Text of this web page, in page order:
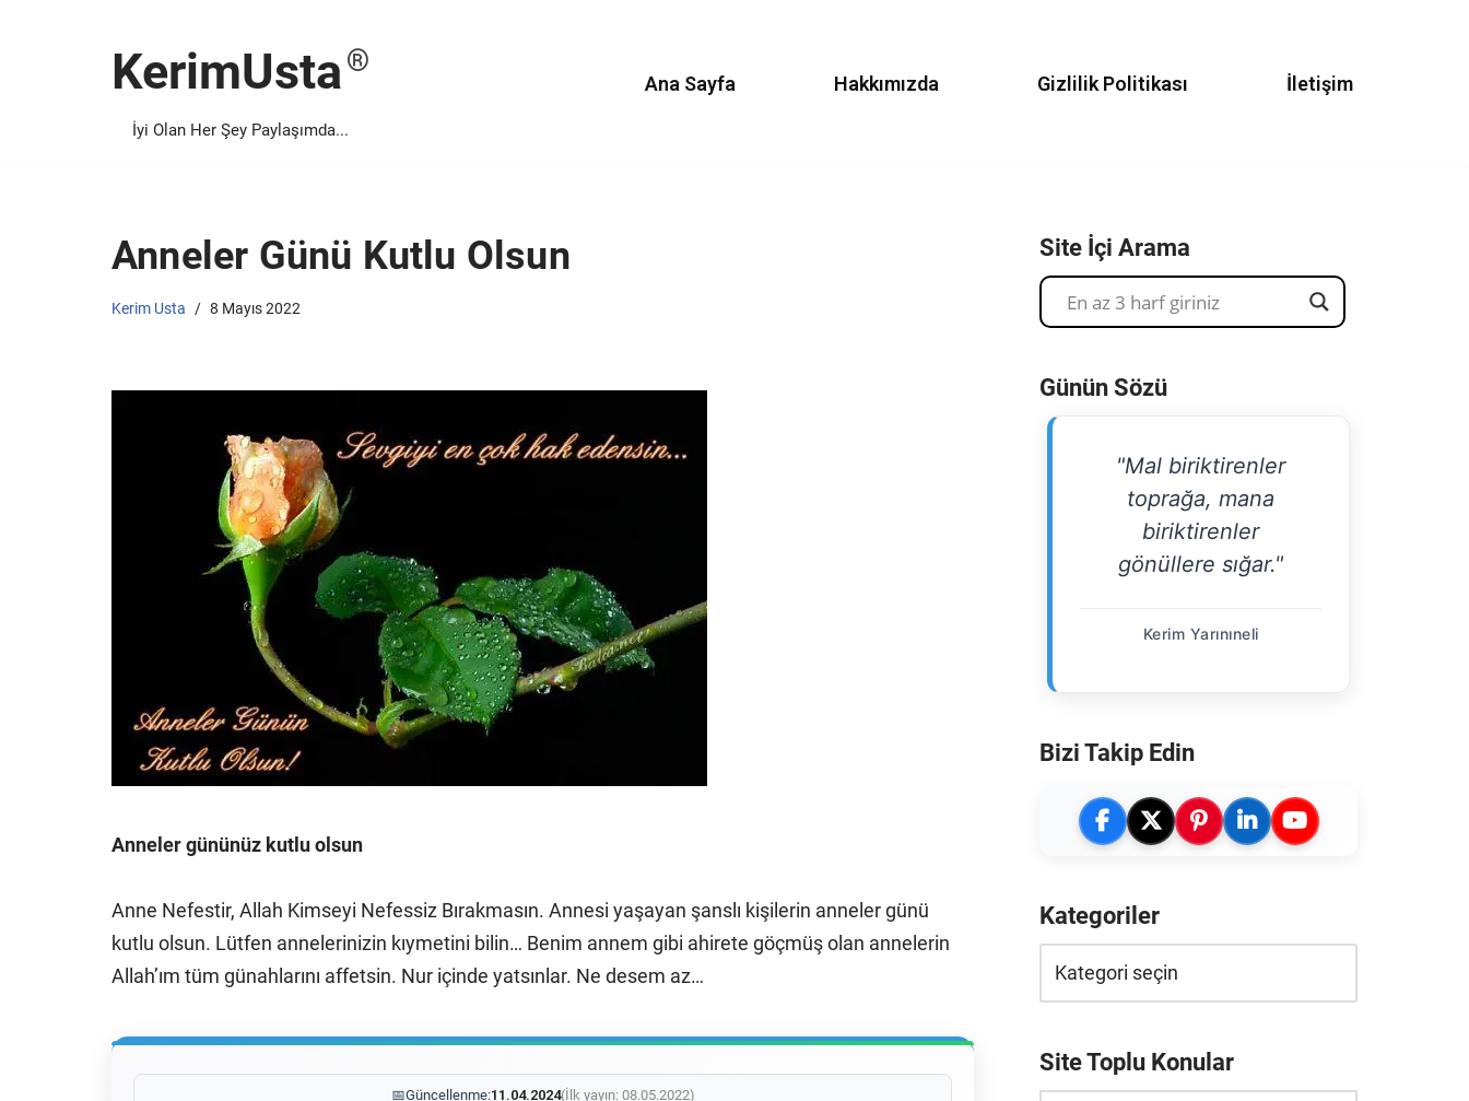
KerimUsta
İyi Olan Her Şey Paylaşımda...
Ana Sayfa Hakkımızda Gizlilik Politikası İletişim
Anneler Günü Kutlu Olsun
Kerim Usta 8 Mayıs 2022
Anneler gününüz kutlu olsun
Anne Nefestir, Allah Kimseyi Nefessiz Bırakmasın. Annesi yaşayan şanslı kişilerin anneler günü
kutlu olsun. Lütfen annelerinizin kıymetini bilin… Benim annem gibi ahirete göçmüş olan annelerin
Allah’ım tüm günahlarını affetsin. Nur içinde yatsınlar. Ne desem az…
📅Güncellenme:11.04.2024(İlk yayın: 08.05.2022)
Site İçi Arama
Günün Sözü
"Mal biriktirenler
toprağa, mana
biriktirenler
gönüllere sığar."
Kerim Yarınıneli
Bizi Takip Edin
Kategoriler
Site Toplu Konular